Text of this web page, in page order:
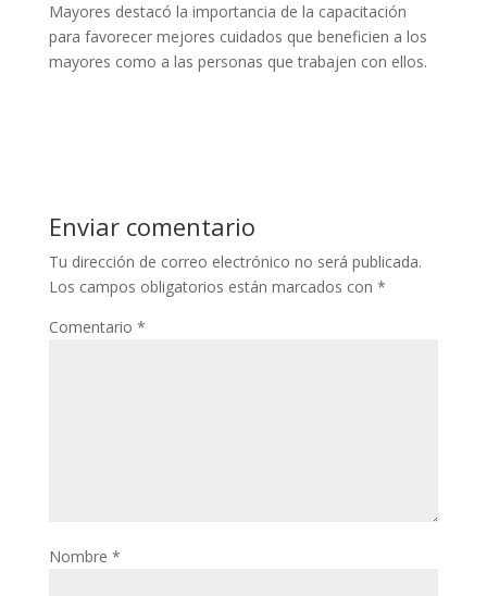
Mayores destacó la importancia de la capacitación
para favorecer mejores cuidados que beneficien a los
mayores como a las personas que trabajen con ellos.
Enviar comentario
Tu dirección de correo electrónico no será publicada.
Los campos obligatorios están marcados con *
Comentario *
Nombre *